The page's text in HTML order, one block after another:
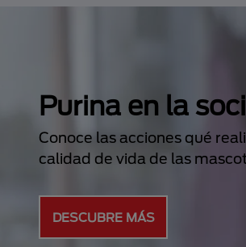
Purina en la
Conoce las acciones qué
calidad de vida de las
DESCUBRE MÁS